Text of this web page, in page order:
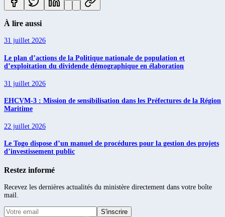
À lire aussi
31 juillet 2026
Le plan d’actions de la Politique nationale de population et
d’exploitation du dividende démographique en élaboration
31 juillet 2026
EHCVM-3 : Mission de sensibilisation dans les Préfectures de la Région
Maritime
22 juillet 2026
Le Togo dispose d’un manuel de procédures pour la gestion des projets
d’investissement public
Restez informé
Recevez les dernières actualités du ministère directement dans votre boîte
mail.
S'inscrire